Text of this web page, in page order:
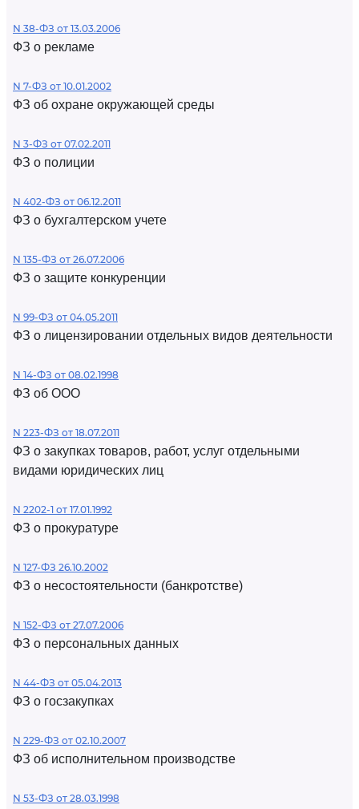
N 38-ФЗ от 13.03.2006
ФЗ о рекламе
N 7-ФЗ от 10.01.2002
ФЗ об охране окружающей среды
N 3-ФЗ от 07.02.2011
ФЗ о полиции
N 402-ФЗ от 06.12.2011
ФЗ о бухгалтерском учете
N 135-ФЗ от 26.07.2006
ФЗ о защите конкуренции
N 99-ФЗ от 04.05.2011
ФЗ о лицензировании отдельных видов деятельности
N 14-ФЗ от 08.02.1998
ФЗ об ООО
N 223-ФЗ от 18.07.2011
ФЗ о закупках товаров, работ, услуг отдельными
видами юридических лиц
N 2202-1 от 17.01.1992
ФЗ о прокуратуре
N 127-ФЗ 26.10.2002
ФЗ о несостоятельности (банкротстве)
N 152-ФЗ от 27.07.2006
ФЗ о персональных данных
N 44-ФЗ от 05.04.2013
ФЗ о госзакупках
N 229-ФЗ от 02.10.2007
ФЗ об исполнительном производстве
N 53-ФЗ от 28.03.1998